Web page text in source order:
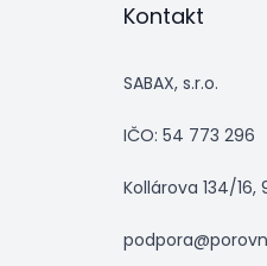
Kontakt
SABAX, s.r.o.
IČO: 54 773 296
Kollárova 134/16,